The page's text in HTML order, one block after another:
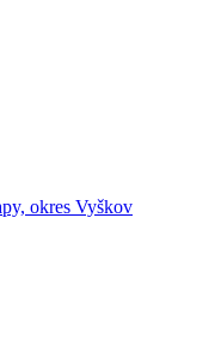
okres Vyškov